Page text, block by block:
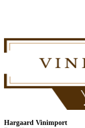
Hargaard Vinimport